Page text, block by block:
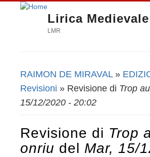
Lirica
LMR
Tu sei qui
RAIMON DE MIRAVAL»
Revisioni » Revisione di Trop
15/12/2020 - 20:02
Revisione di Trop
onriu del Mar, 15/